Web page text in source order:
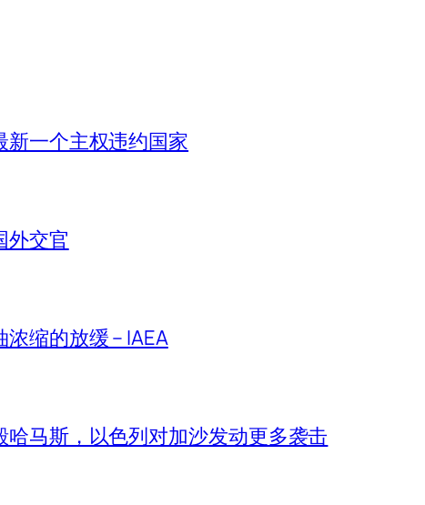
一个主权违约国家
外交官
缩的放缓 – IAEA
哈马斯，以色列对加沙发动更多袭击